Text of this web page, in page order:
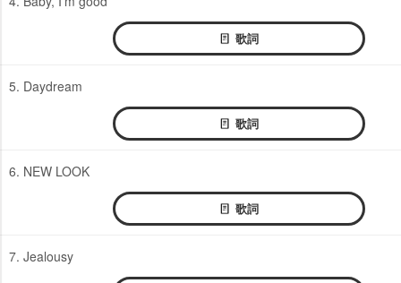
歌詞
5. Daydream
歌詞
6. NEW LOOK
歌詞
7. Jealousy